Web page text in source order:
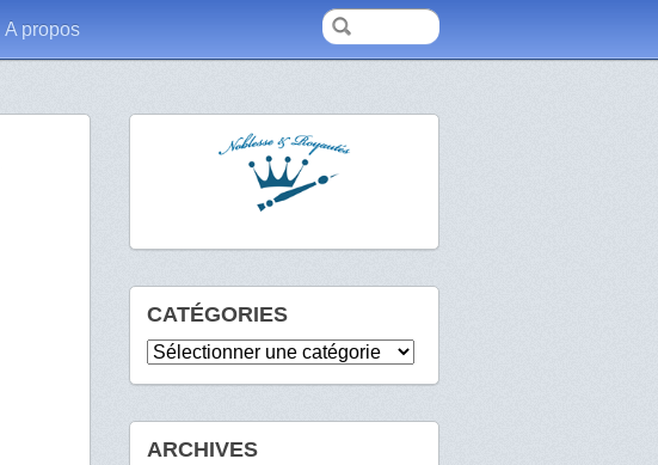
A propos
CATÉGORIES
Catégories
ARCHIVES